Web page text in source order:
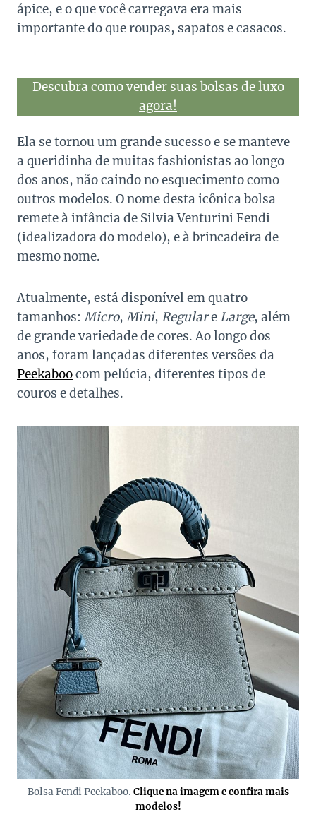
ápice, e o que você carregava era mais
importante do que roupas, sapatos e casacos.
Descubra como vender suas bolsas de luxo
agora!
Ela se tornou um grande sucesso e se manteve
a queridinha de muitas fashionistas ao longo
dos anos, não caindo no esquecimento como
outros modelos. O nome desta icônica bolsa
remete à infância de Silvia Venturini Fendi
(idealizadora do modelo), e à brincadeira de
mesmo nome.
Atualmente, está disponível em quatro
tamanhos: Micro, Mini, Regulare Large, além
de grande variedade de cores. Ao longo dos
anos, foram lançadas diferentes versões da
Peekaboocom pelúcia, diferentes tipos de
couros e detalhes.
Bolsa Fendi Peekaboo. Clique na imagem e confira mais
modelos!